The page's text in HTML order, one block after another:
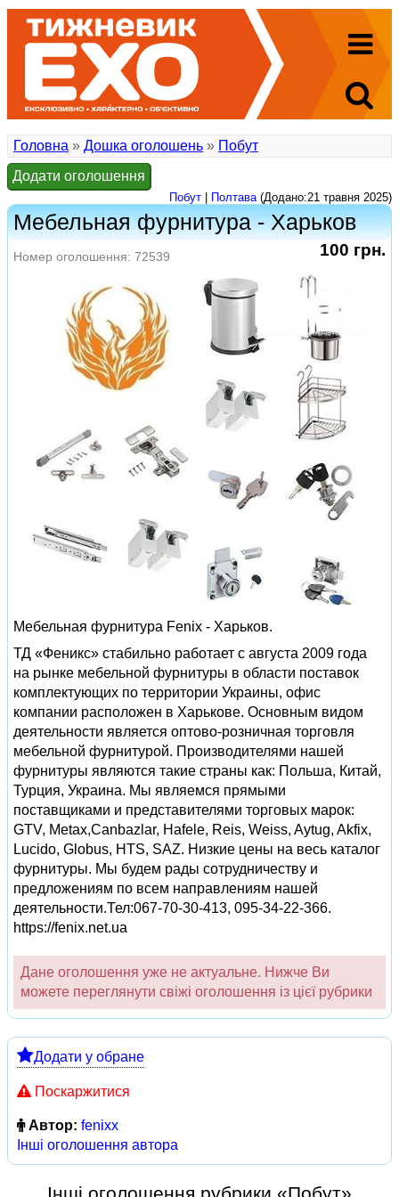
Головна » Дошка оголошень » Побут
Додати оголошення
Побут Полтава(Додано:21 травня 2025)
Мебельная фурнитура - Харьков
100 грн.
Номер оголошення: 72539
Мебельная фурнитура Fenix - Харьков.
ТД «Феникс» стабильно работает с августа 2009 года
на рынке мебельной фурнитуры в области поставок
комплектующих по территории Украины, офис
компании расположен в Харькове. Основным видом
деятельности является оптово-розничная торговля
мебельной фурнитурой. Производителями нашей
фурнитуры являются такие страны как: Польша, Китай,
Турция, Украина. Мы являемся прямыми
поставщиками и представителями торговых марок:
GTV, Metax,Canbazlar, Hafele, Reis, Weiss, Aytug, Akfix,
Lucido, Globus, HTS, SAZ. Низкие цены на весь каталог
фурнитуры. Мы будем рады сотрудничеству и
предложениям по всем направлениям нашей
деятельности.Тел:067-70-30-413, 095-34-22-366.
https://fenix.net.ua
Дане оголошення уже не актуальне. Нижче Ви
можете переглянути свіжі оголошення із цієї рубрики
Додати у обране
Поскаржитися
Автор: fenixx
Інші оголошення автора
Інші оголошення рубрики «Побут»